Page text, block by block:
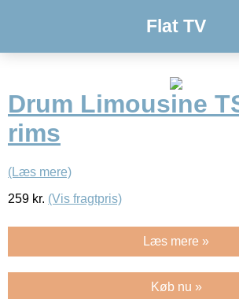
Flat TV
Drum Limousine
rims
(Læs mere)
259 kr. (Vis fragtpris)
Læs mere »
Køb nu »